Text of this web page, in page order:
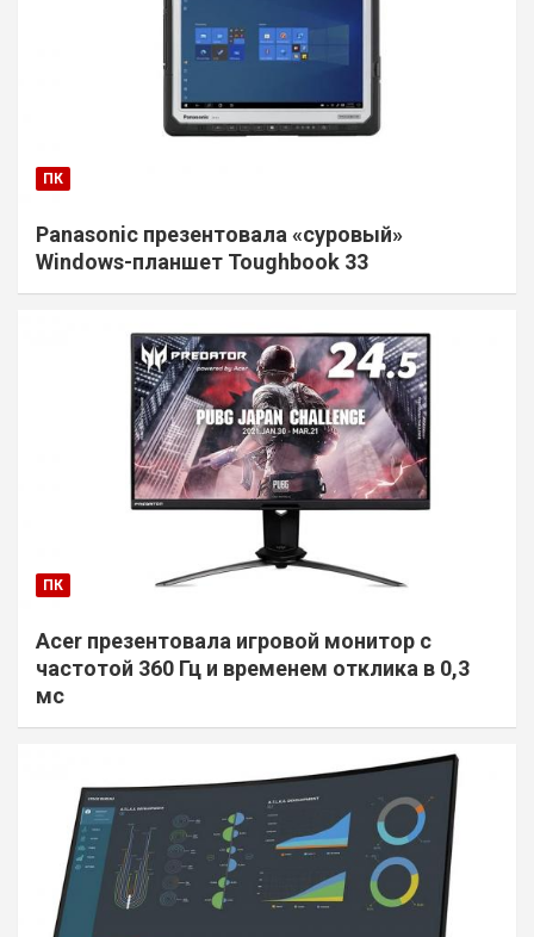
ПК
Panasonic презентовала «суровый»
Windows-планшет Toughbook 33
ПК
Acer презентовала игровой монитор с
частотой 360 Гц и временем отклика в 0,3
мс